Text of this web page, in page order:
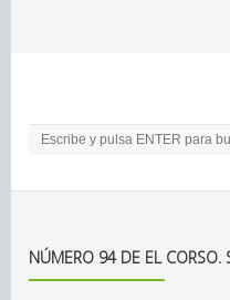
NÚMERO 94 DE EL CORSO.